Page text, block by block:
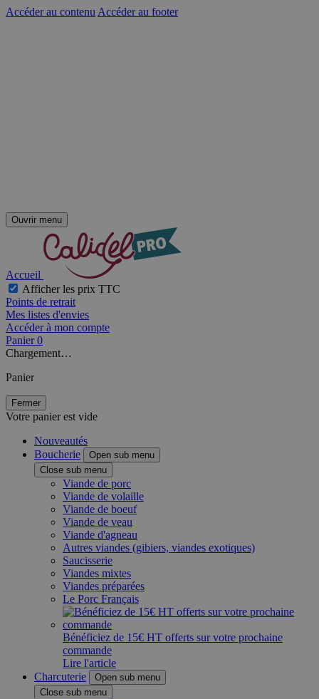
Accéder au contenu Accéder au footer
Ouvrir menu
Accueil
Afficher les prix TTC
Points de retrait
Mes listes d'envies
Accéder à mon compte
Panier 0
Chargement…
Panier
Fermer
Votre panier est vide
Nouveautés
Boucherie
Open sub menu
Close sub menu
Viande de porc
Viande de volaille
Viande de boeuf
Viande de veau
Viande d'agneau
Autres viandes (gibiers, viandes exotiques)
Saucisserie
Viandes mixtes
Viandes préparées
Le Porc Français
Bénéficiez de 15€ HT offerts sur votre prochaine
commande
Lire l'article
Charcuterie
Open sub menu
Close sub menu